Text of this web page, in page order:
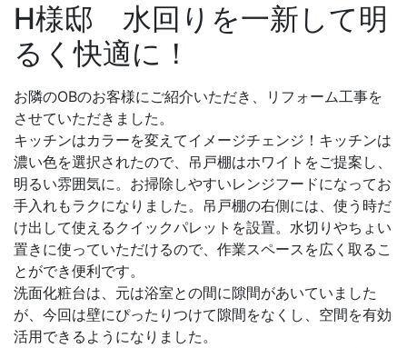
H様邸 水回りを一新して明
るく快適に！
お隣のOBのお客様にご紹介いただき、リフォーム工事を
させていただきました。
キッチンはカラーを変えてイメージチェンジ！キッチンは
濃い色を選択されたので、吊戸棚はホワイトをご提案し、
明るい雰囲気に。お掃除しやすいレンジフードになってお
手入れもラクになりました。吊戸棚の右側には、使う時だ
け出して使えるクイックパレットを設置。水切りやちょい
置きに使っていただけるので、作業スペースを広く取るこ
とができ便利です。
洗面化粧台は、元は浴室との間に隙間があいていました
が、今回は壁にぴったりつけて隙間をなくし、空間を有効
活用できるようになりました。